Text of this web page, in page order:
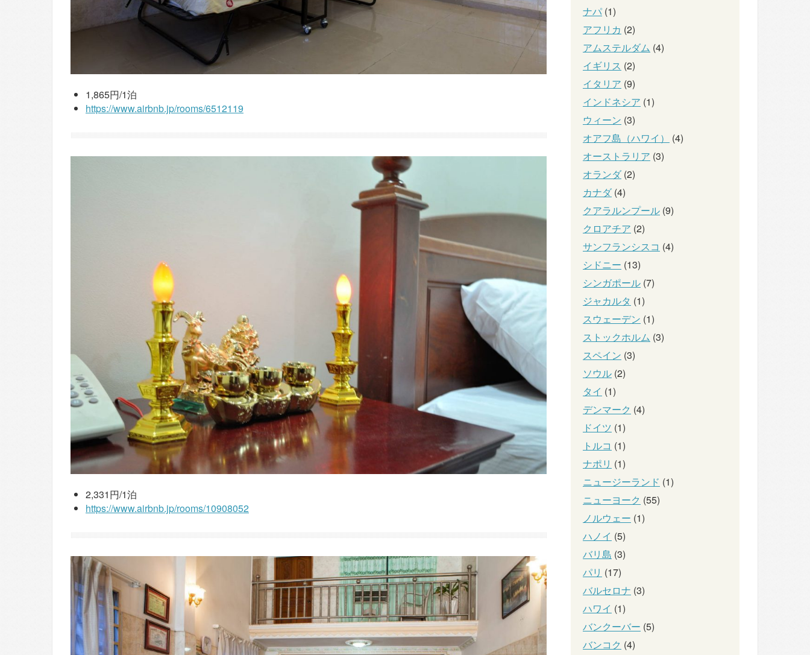
1,865円/1泊
https://www.airbnb.jp/rooms/6512119
2,331円/1泊
https://www.airbnb.jp/rooms/10908052
ナパ (1)
アフリカ (2)
アムステルダム (4)
イギリス (2)
イタリア (9)
インドネシア (1)
ウィーン (3)
オアフ島（ハワイ）
(4)
オーストラリア (3)
オランダ(2)
カナダ(4)
クアラルンプール (9)
クロアチア (2)
サンフランシスコ (4)
シドニー (13)
シンガポール (7)
ジャカルタ (1)
スウェーデン (1)
ストックホルム (3)
スペイン (3)
ソウル (2)
タイ (1)
デンマーク (4)
ドイツ (1)
トルコ (1)
ナポリ (1)
ニュージーランド (1)
ニューヨーク (55)
ノルウェー (1)
ハノイ (5)
バリ島 (3)
パリ (17)
バルセロナ (3)
ハワイ (1)
バンクーバー (5)
バンコク (4)